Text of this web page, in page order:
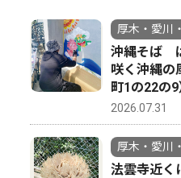
厚木・愛川
沖縄そば
咲く沖縄の
町1の22の
2026.07.31
厚木・愛川
法雲寺近く